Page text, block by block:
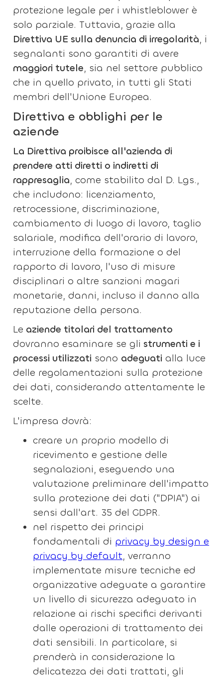
protezione legale per i whistleblower è
solo parziale. Tuttavia, grazie alla
Direttiva UE sulla denuncia di irregolarità, i
segnalanti sono garantiti di avere
maggiori tutele, sia nel settore pubblico
che in quello privato, in tutti gli Stati
membri dell'Unione Europea.
Direttiva e obblighi per le
aziende
La Direttiva proibisce all'azienda di
prendere atti diretti o indiretti di
rappresaglia, come stabilito dal D. Lgs.,
che includono: licenziamento,
retrocessione, discriminazione,
cambiamento di luogo di lavoro, taglio
salariale, modifica dell'orario di lavoro,
interruzione della formazione o del
rapporto di lavoro, l'uso di misure
disciplinari o altre sanzioni magari
monetarie, danni, incluso il danno alla
reputazione della persona.
Le aziende titolari del trattamento
dovranno esaminare se gli strumenti e i
processi utilizzati sono adeguati alla luce
delle regolamentazioni sulla protezione
dei dati, considerando attentamente le
scelte.
L'impresa dovrà:
creare un proprio modello di
ricevimento e gestione delle
segnalazioni, eseguendo una
valutazione preliminare dell'impatto
sulla protezione dei dati ("DPIA") ai
sensi dall'art. 35 del GDPR.
nel rispetto dei principi
fondamentali di privacy by design e
privacy by default, verranno
implementate misure tecniche ed
organizzative adeguate a garantire
un livello di sicurezza adeguato in
relazione ai rischi specifici derivanti
dalle operazioni di trattamento dei
dati sensibili. In particolare, si
prenderà in considerazione la
delicatezza dei dati trattati, gli